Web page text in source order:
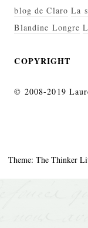
blog de Claro La
Blandine Longre
COPYRIGHT
© 2008-2019
Theme: The Thinker